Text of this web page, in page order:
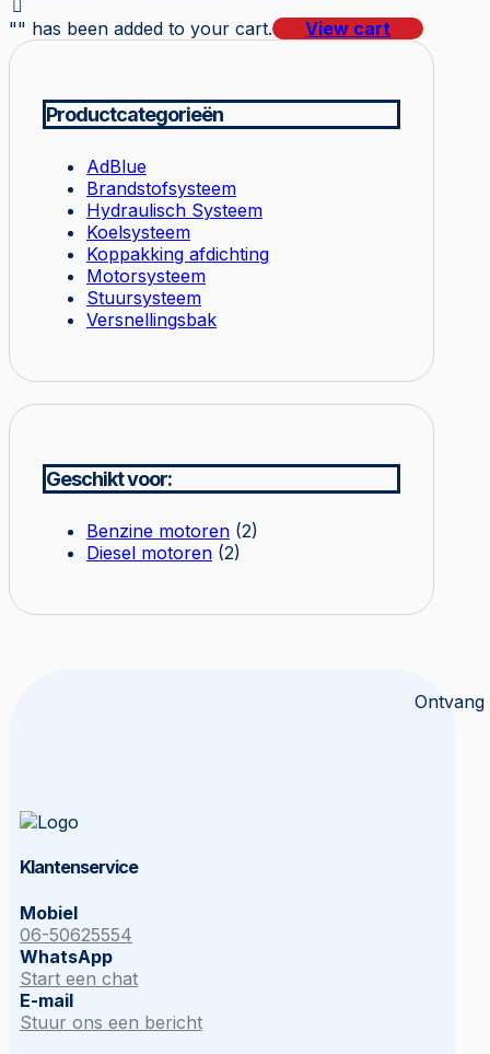
"" has been added to your cart. View cart
Productcategorieën
AdBlue
Brandstofsysteem
Hydraulisch Systeem
Koelsysteem
Koppakking afdichting
Motorsysteem
Stuursysteem
Versnellingsbak
Geschikt voor:
Benzine motoren (2)
Diesel motoren (2)
Klantenservice
Mobiel
06-50625554
WhatsApp
Start een chat
E-mail
Stuur ons een bericht